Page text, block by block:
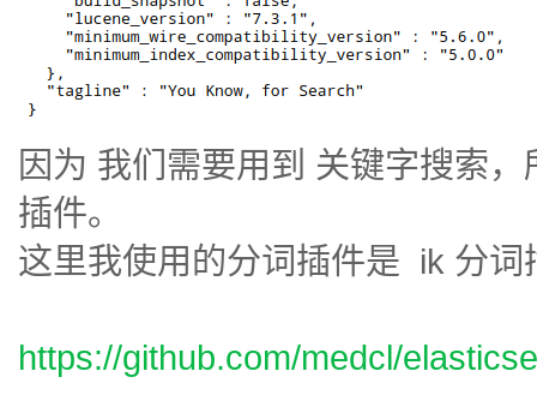
因为 我们需要用到 关键字搜索
插件。
这里我使用的分词插件是 ik 分词
https://github.com/medcl/